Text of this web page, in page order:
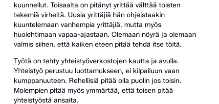
kuunnellut. Toisaalta on pitänyt yrittää välttää toisten
tekemiä virheitä. Uusia yrittäjiä hän ohjeistaakin
kuuntelemaan vanhempia yrittäjiä, mutta myös
huolehtimaan vapaa-ajastaan. Olemaan nöyrä ja olemaan
valmis siihen, että kaiken eteen pitää tehdä itse töitä.
Työtä on tehty yhteistyöverkostojen kautta ja avulla.
Yhteistyö perustuu luottamukseen, ei kilpailuun vaan
kumppanuuteen. Rehellisiä pitää olla puolin jos toisin.
Molempien pitää myös ymmärtää, että toisen pitää
yhteistyöstä ansaita.